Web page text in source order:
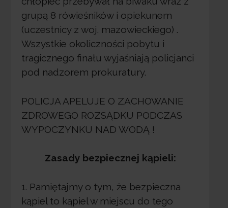
grupą 8 rówieśników i opiekunem
(uczestnicy z woj. mazowieckiego) .
Wszystkie okoliczności pobytu i
tragicznego finału wyjaśniają policjanci
pod nadzorem prokuratury.
POLICJA APELUJE O ZACHOWANIE
ZDROWEGO ROZSĄDKU PODCZAS
WYPOCZYNKU NAD WODĄ !
Zasady bezpiecznej kąpieli:
1. Pamiętajmy o tym, że bezpieczna
kąpiel to kąpiel w miejscu do tego